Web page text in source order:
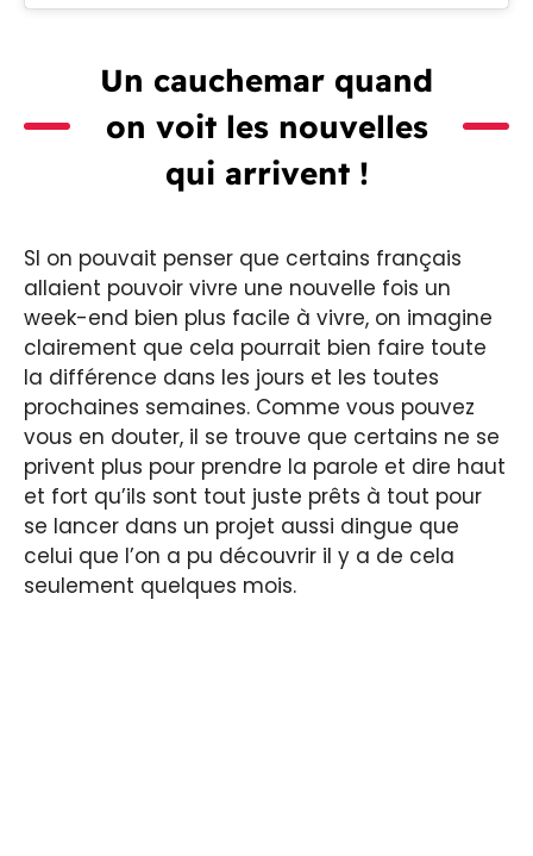
Un cauchemar quand
on voit les nouvelles
qui arrivent !
SI on pouvait penser que certains français
allaient pouvoir vivre une nouvelle fois un
week-end bien plus facile à vivre, on imagine
clairement que cela pourrait bien faire toute
la différence dans les jours et les toutes
prochaines semaines. Comme vous pouvez
vous en douter, il se trouve que certains ne se
privent plus pour prendre la parole et dire haut
et fort qu’ils sont tout juste prêts à tout pour
se lancer dans un projet aussi dingue que
celui que l’on a pu découvrir il y a de cela
seulement quelques mois.